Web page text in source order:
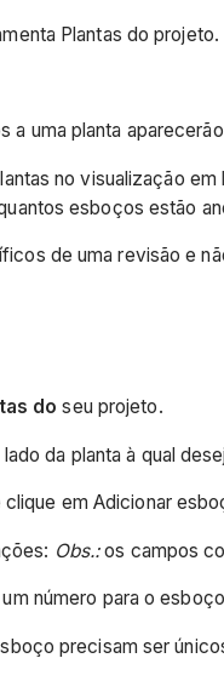
Plantas do projeto.
a uma planta
no visualização
esboços estão
de uma revisão e
do seu projeto.
da planta à qual
em Adicionar
Obs.:os campos
número para o
precisam ser